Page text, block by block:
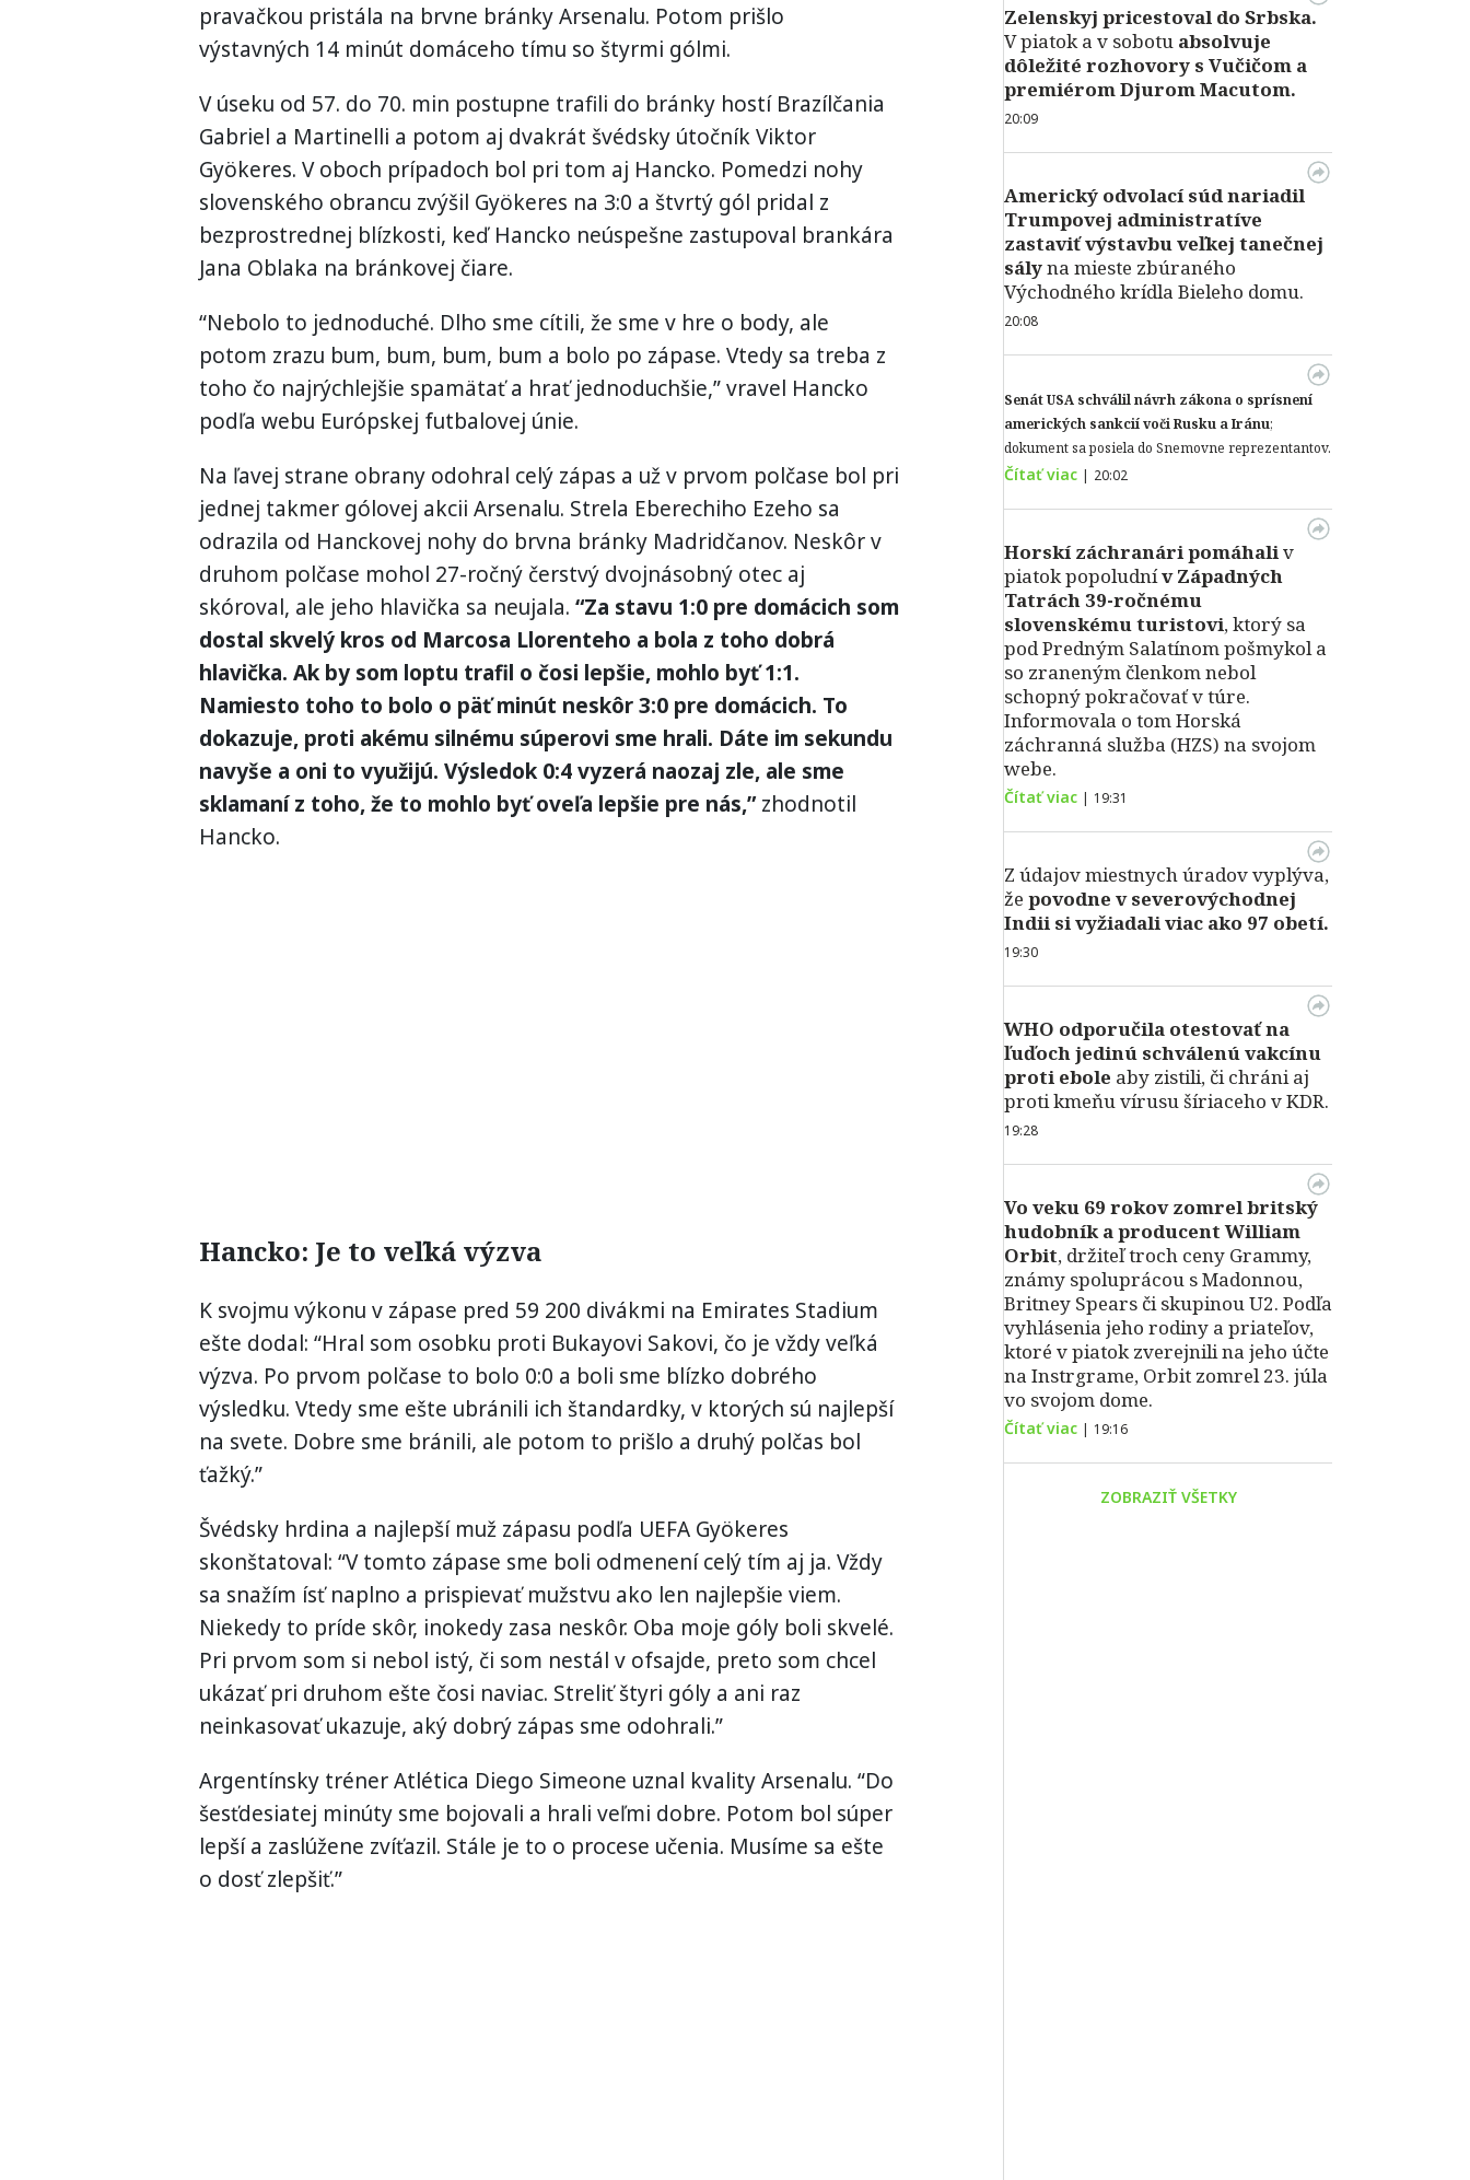
pravačkou pristála na brvne bránky Arsenalu. Potom prišlo
výstavných 14 minút domáceho tímu so štyrmi gólmi.
V úseku od 57. do 70. min postupne trafili do bránky hostí Brazílčania
Gabriel a Martinelli a potom aj dvakrát švédsky útočník Viktor
Gyökeres. V oboch prípadoch bol pri tom aj Hancko. Pomedzi nohy
slovenského obrancu zvýšil Gyökeres na 3:0 a štvrtý gól pridal z
bezprostrednej blízkosti, keď Hancko neúspešne zastupoval brankára
Jana Oblaka na bránkovej čiare.
“Nebolo to jednoduché. Dlho sme cítili, že sme v hre o body, ale
potom zrazu bum, bum, bum, bum a bolo po zápase. Vtedy sa treba z
toho čo najrýchlejšie spamätať a hrať jednoduchšie,” vravel Hancko
podľa webu Európskej futbalovej únie.
Na ľavej strane obrany odohral celý zápas a už v prvom polčase bol pri
jednej takmer gólovej akcii Arsenalu. Strela Eberechiho Ezeho sa
odrazila od Hanckovej nohy do brvna bránky Madridčanov. Neskôr v
druhom polčase mohol 27-ročný čerstvý dvojnásobný otec aj
skóroval, ale jeho hlavička sa neujala. “Za stavu 1:0 pre domácich som
dostal skvelý kros od Marcosa Llorenteho a bola z toho dobrá
hlavička. Ak by som loptu trafil o čosi lepšie, mohlo byť 1:1.
Namiesto toho to bolo o päť minút neskôr 3:0 pre domácich. To
dokazuje, proti akému silnému súperovi sme hrali. Dáte im sekundu
navyše a oni to využijú. Výsledok 0:4 vyzerá naozaj zle, ale sme
sklamaní z toho, že to mohlo byť oveľa lepšie pre nás,”zhodnotil
Hancko.
Hancko: Je to veľká výzva
K svojmu výkonu v zápase pred 59 200 divákmi na Emirates Stadium
ešte dodal: “Hral som osobku proti Bukayovi Sakovi, čo je vždy veľká
výzva. Po prvom polčase to bolo 0:0 a boli sme blízko dobrého
výsledku. Vtedy sme ešte ubránili ich štandardky, v ktorých sú najlepší
na svete. Dobre sme bránili, ale potom to prišlo a druhý polčas bol
ťažký.”
Švédsky hrdina a najlepší muž zápasu podľa UEFA Gyökeres
skonštatoval: “V tomto zápase sme boli odmenení celý tím aj ja. Vždy
sa snažím ísť naplno a prispievať mužstvu ako len najlepšie viem.
Niekedy to príde skôr, inokedy zasa neskôr. Oba moje góly boli skvelé.
Pri prvom som si nebol istý, či som nestál v ofsajde, preto som chcel
ukázať pri druhom ešte čosi naviac. Streliť štyri góly a ani raz
neinkasovať ukazuje, aký dobrý zápas sme odohrali.”
Argentínsky tréner Atlética Diego Simeone uznal kvality Arsenalu. “Do
šesťdesiatej minúty sme bojovali a hrali veľmi dobre. Potom bol súper
lepší a zaslúžene zvíťazil. Stále je to o procese učenia. Musíme sa ešte
o dosť zlepšiť.”
Zelenskyj pricestoval do Srbska.
V piatok a v sobotu absolvuje
dôležité rozhovory s Vučičom a
premiérom Djurom Macutom.
20:09
Americký odvolací súd nariadil
Trumpovej administratíve
zastaviť výstavbu veľkej tanečnej
sályna mieste zbúraného
Východného krídla Bieleho domu.
20:08
Senát USA schválil návrh zákona o sprísnení
amerických sankcií voči Rusku a Iránu;
dokument sa posiela do Snemovne reprezentantov.
Čítať viac | 20:02
Horskí záchranári pomáhaliv
piatok popoludnív Západných
Tatrách 39-ročnému
slovenskému turistovi, ktorý sa
pod Predným Salatínom pošmykol a
so zraneným členkom nebol
schopný pokračovať v túre.
Informovala o tom Horská
záchranná služba (HZS) na svojom
webe.
Čítať viac | 19:31
Z údajov miestnych úradov vyplýva,
že povodne v severovýchodnej
Indii si vyžiadali viac ako 97 obetí.
19:30
WHO odporučila otestovať na
ľuďoch jedinú schválenú vakcínu
proti ebole aby zistili, či chráni aj
proti kmeňu vírusu šíriaceho v KDR.
19:28
Vo veku 69 rokov zomrel britský
hudobník a producent William
Orbit, držiteľ troch ceny Grammy,
známy spoluprácou s Madonnou,
Britney Spears či skupinou U2. Podľa
vyhlásenia jeho rodiny a priateľov,
ktoré v piatok zverejnili na jeho účte
na Instrgrame, Orbit zomrel 23. júla
vo svojom dome.
Čítať viac | 19:16
ZOBRAZIŤ VŠETKY